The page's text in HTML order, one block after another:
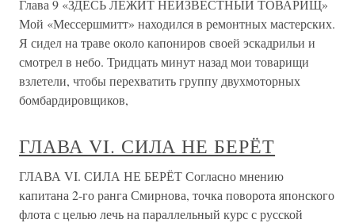
Глава 9 «ЗДЕСЬ ЛЕЖИТ НЕИЗВЕСТНЫЙ ТОВАРИЩ»
Мой «Мессершмитт» находился в ремонтных мастерских.
Я сидел на траве около капониров своей эскадрильи и
смотрел в небо. Тридцать минут назад мои товарищи
взлетели, чтобы перехватить группу двухмоторных
бомбардировщиков,
ГЛАВА VI. СИЛА НЕ БЕРЁТ
ГЛАВА VI. СИЛА НЕ БЕРЁТ Согласно мнению
капитана 2-го ранга Смирнова, точка поворота японского
флота с целью лечь на параллельный курс с русской